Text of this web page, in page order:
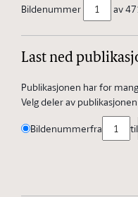
Bildenummer av
Last ned
Publikasjonen har for
Velg deler av
Bildenummerfra til